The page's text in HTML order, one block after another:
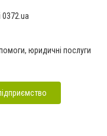
0372.ua
юридичні послуги